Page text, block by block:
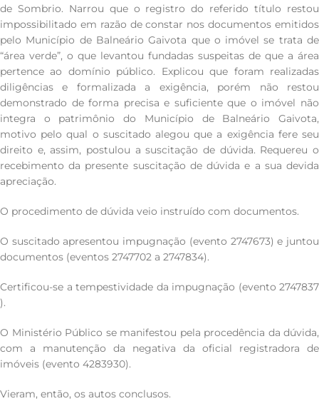
de Sombrio. Narrou que o registro do referido título restou
impossibilitado em razão de constar nos documentos emitidos
pelo Município de Balneário Gaivota que o imóvel se trata de
“área verde”, o que levantou fundadas suspeitas de que a área
pertence ao domínio público. Explicou que foram realizadas
diligências e formalizada a exigência, porém não restou
demonstrado de forma precisa e suficiente que o imóvel não
integra o patrimônio do Município de Balneário Gaivota,
motivo pelo qual o suscitado alegou que a exigência fere seu
direito e, assim, postulou a suscitação de dúvida. Requereu o
recebimento da presente suscitação de dúvida e a sua devida
apreciação.
O procedimento de dúvida veio instruído com documentos.
O suscitado apresentou impugnação (evento 2747673) e juntou
documentos (eventos 2747702 a 2747834).
Certificou-se a tempestividade da impugnação (evento 2747837
).
O Ministério Público se manifestou pela procedência da dúvida,
com a manutenção da negativa da oficial registradora de
imóveis (evento 4283930).
Vieram, então, os autos conclusos.